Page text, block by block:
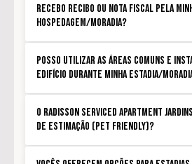
Recebo recibo ou nota fiscal pela
hospedagem/moradia?
Posso utilizar as áreas comuns e
edifício durante minha estadia/
O Radisson Serviced Apartment
de estimação (Pet Friendly)?